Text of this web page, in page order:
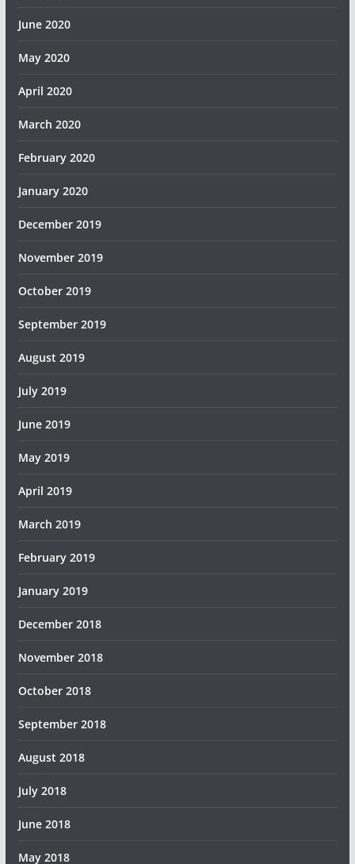
June 2020
May 2020
April 2020
March 2020
February 2020
January 2020
December 2019
November 2019
October 2019
September 2019
August 2019
July 2019
June 2019
May 2019
April 2019
March 2019
February 2019
January 2019
December 2018
November 2018
October 2018
September 2018
August 2018
July 2018
June 2018
May 2018